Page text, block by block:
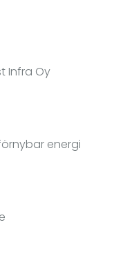
Infra Oy
energi